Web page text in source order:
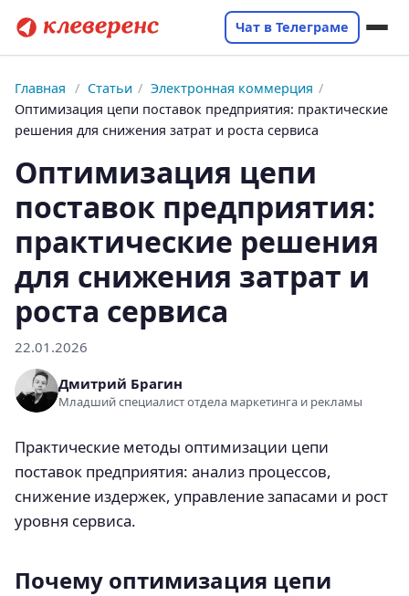
Чат в Телеграме
Главная / Статьи / Электронная коммерция /
Оптимизация цепи поставок предприятия: практические
решения для снижения затрат и роста сервиса
Оптимизация цепи
поставок предприятия:
практические решения
для снижения затрат и
роста сервиса
22.01.2026
Дмитрий Брагин
Младший специалист отдела маркетинга и рекламы
Практические методы оптимизации цепи
поставок предприятия: анализ процессов,
снижение издержек, управление запасами и рост
уровня сервиса.
Почему оптимизация цепи